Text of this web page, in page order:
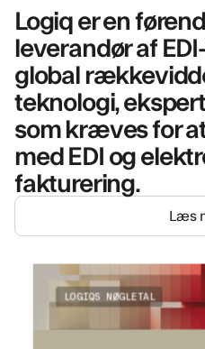
Logiq er en
leverandør af
global
teknologi,
som kræves for
med EDI og
fakturering.
Læs
LOGIQS NØGLETAL